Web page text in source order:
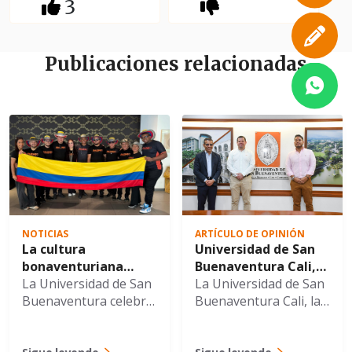
3
Publicaciones relacionadas
NOTICIAS
La cultura
bonaventuriana
cruzó fronteras con
la gira internacional
La Universidad de San
Buenaventura celebra
ARTÍCULO DE OPINIÓN
Universidad de San
Buenaventura Cali,
Alcaldía de Cali y
ACOPI fortalecen
La Universidad de San
Buenaventura Cali, la